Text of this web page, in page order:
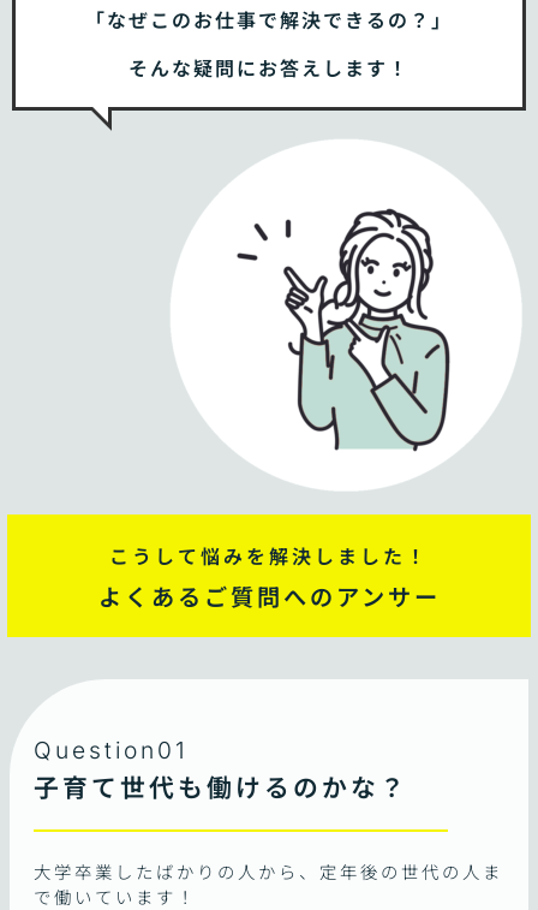
「なぜこのお仕事で解決できるの？」
そんな疑問にお答えします！
こうして悩みを解決しました！
よくあるご質問へのアンサー
Question01
子育て世代も働けるのかな？
大学卒業したばかりの人から、定年後の世代の人ま
で働いています！